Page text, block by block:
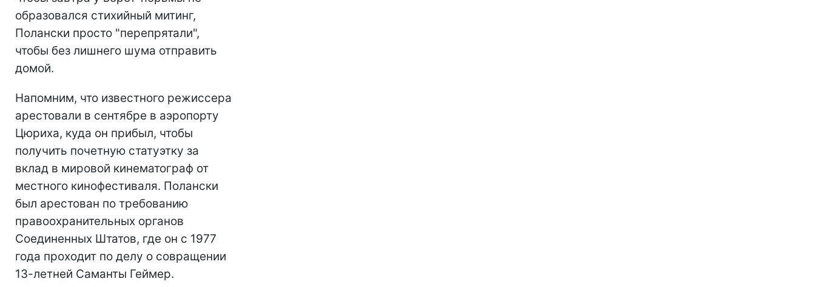
образовался стихийный митинг,
Полански просто "перепрятали",
чтобы без лишнего шума отправить
домой.
Напомним, что известного режиссера
арестовали в сентябре в аэропорту
Цюриха, куда он прибыл, чтобы
получить почетную статуэтку за
вклад в мировой кинематограф от
местного кинофестиваля. Полански
был арестован по требованию
правоохранительных органов
Соединенных Штатов, где он с 1977
года проходит по делу о совращении
13-летней Саманты Геймер.